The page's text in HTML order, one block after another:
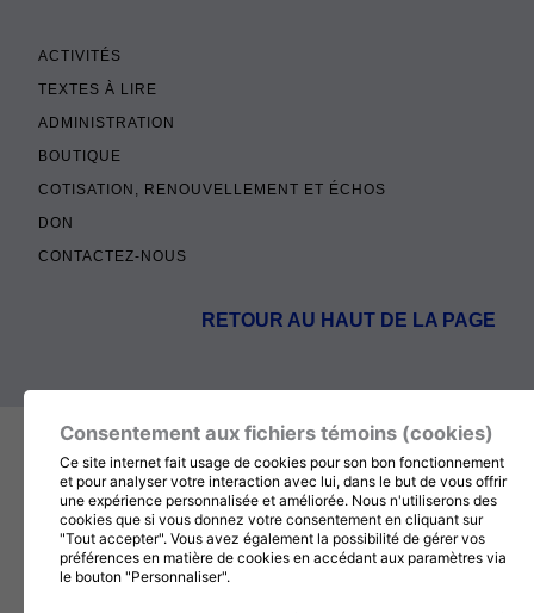
ACTIVITÉS
TEXTES À LIRE
ADMINISTRATION
BOUTIQUE
COTISATION, RENOUVELLEMENT ET ÉCHOS
DON
CONTACTEZ-NOUS
RETOUR AU HAUT DE LA PAGE
© 2026MÉDITATION CHRÉTIENNE, TOUT DROITS
RÉSERVÉS
Consentement aux fichiers témoins (cookies)
Ce site internet fait usage de cookies pour son bon fonctionnement
et pour analyser votre interaction avec lui, dans le but de vous offrir
une expérience personnalisée et améliorée. Nous n'utiliserons des
cookies que si vous donnez votre consentement en cliquant sur
"Tout accepter". Vous avez également la possibilité de gérer vos
préférences en matière de cookies en accédant aux paramètres via
le bouton "Personnaliser".